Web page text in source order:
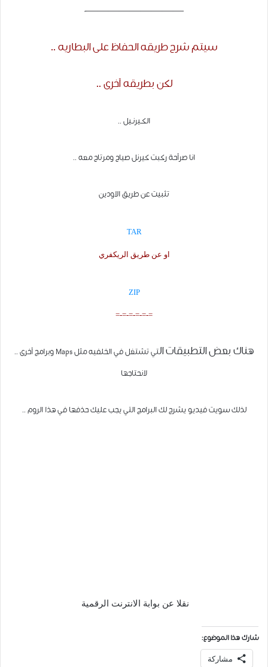
—————————-
سيتم شرح طريقه الحفاظعلى البطاريه ..
لكن بطريقه آخرى ..
الكــيرنــيل ..
انا صرآحة ركبت كيرنل صياح ومرتاح معه ..
تثبيت عن طريقالاودين
TAR
او عن طريق الريكفري
ZIP
=-=-=-=-=-=
هناك بعض التطبيقات التي تشتغل في الخلفيه مثل Maps و برامج آخرى ..
لانحتاجها
لذلك سويت فيديو يشرح لك البرامج التي يجب عليك حذفها في هذا الروم ..
نقلا عن بوابة الانترنت الرقمية
شارك هذا الموضوع:
مشاركة